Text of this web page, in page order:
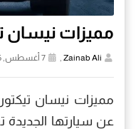
مميزات نيسان
Zainab Ali
,